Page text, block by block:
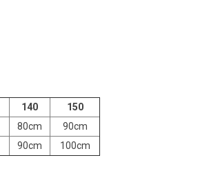
140
150
80cm
90cm
90cm 100cm